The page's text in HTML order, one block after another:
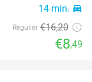
14 min. directions_car
Regulier €16,20
€8,49